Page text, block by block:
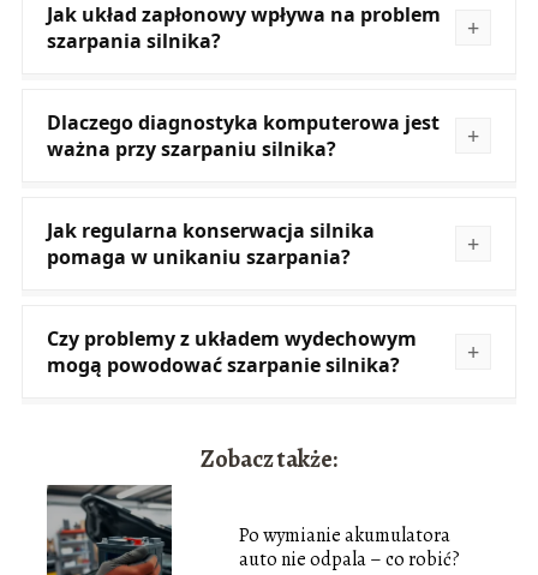
Jak układ zapłonowy wpływa na problem
szarpania silnika?
Dlaczego diagnostyka komputerowa jest
ważna przy szarpaniu silnika?
Jak regularna konserwacja silnika
pomaga w unikaniu szarpania?
Czy problemy z układem wydechowym
mogą powodować szarpanie silnika?
Zobacz także:
Po wymianie akumulatora
auto nie odpala – co robić?